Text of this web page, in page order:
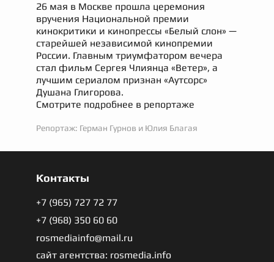
26 мая в Москве прошла церемония
вручения Национальной премии
кинокритики и кинопрессы «Белый слон» —
старейшей независимой кинопремии
России. Главным триумфатором вечера
стал фильм Сергея Члиянца «Ветер», а
лучшим сериалом признан «Аутсорс»
Душана Глигорова.
Смотрите подробнее в репортаже
Репортаж: Герман Гурнов и Юлия Благая
Контакты
+7 (965) 727 72 77
+7 (968) 350 60 60
rosmediainfo@mail.ru
сайт агентства: rosmedia.info